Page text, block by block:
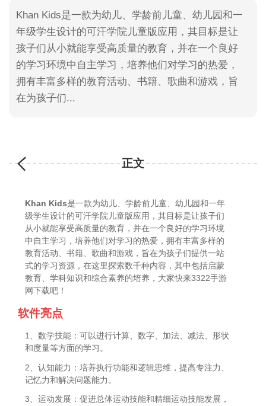
Khan Kids是一款为幼儿、学龄前儿童、幼儿园和一
年级学生设计的可汗学院儿童版应用，其目标是让
孩子们从小就能享受高质量的教育，并在一个良好
的学习环境中自主学习，培养他们对学习的热爱，
拥有丰富多样的教育活动、书籍、歌曲和游戏，旨
在为孩子们...
正文
Khan Kids是一款为幼儿、学龄前儿童、幼儿园和一年
级学生设计的可汗学院儿童版应用，其目标是让孩子们
从小就能享受高质量的教育，并在一个良好的学习环境
中自主学习，培养他们对学习的热爱，拥有丰富多样的
教育活动、书籍、歌曲和游戏，旨在为孩子们提供一站
式的学习资源，在这里探索数千种内容，其中包括启蒙
教育、学科知识和综合素养的培养，大家快来3322手游
网下载吧！
软件亮点
1、数学技能：可以进行计算、数字、加法、减法、形状
和度量等方面的学习。
2、认知能力：培养执行功能和逻辑思维，提高专注力、
记忆力和解决问题能力。
3、运动发展：促进总体运动技能和精细运动技能发展，